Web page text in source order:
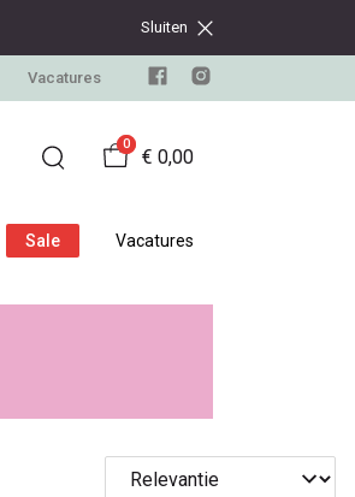
Sluiten
Vacatures
0
€ 0,00
Sale Vacatures